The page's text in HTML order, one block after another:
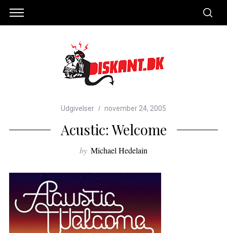
Udgivelser november 24, 2005
Acustic: Welcome
by Michael Hedelain